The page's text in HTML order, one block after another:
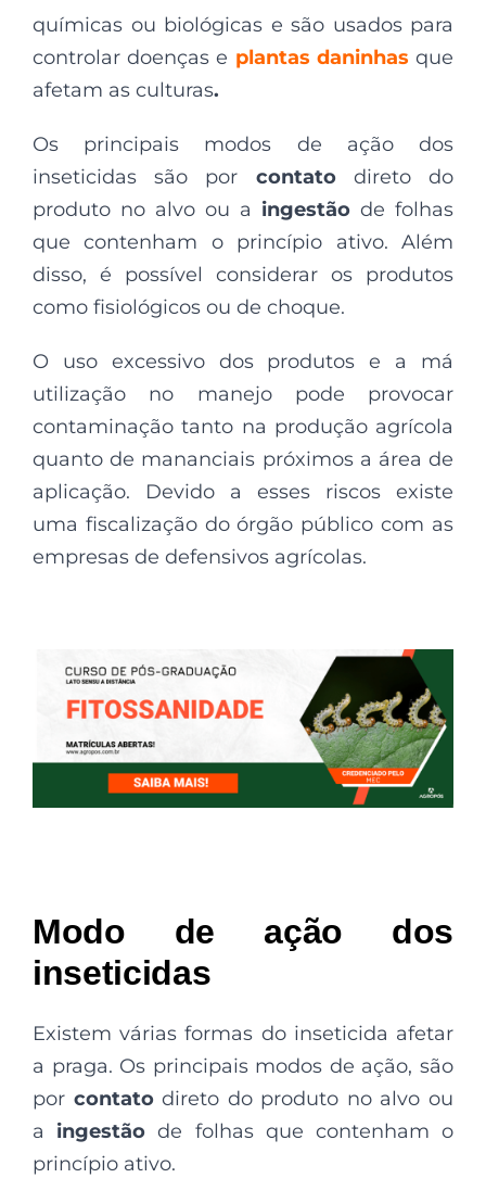
químicas ou biológicas e são usados para
controlar doenças e plantas daninhas que
afetam as culturas.
Os principais modos de ação dos
inseticidas são por contatodireto do
produto no alvo ou a ingestão de folhas
que contenham o princípio ativo. Além
disso, é possível considerar os produtos
como fisiológicos ou de choque.
O uso excessivo dos produtos e a má
utilização no manejo pode provocar
contaminação tanto na produção agrícola
quanto de mananciais próximos a área de
aplicação. Devido a esses riscos existe
uma fiscalização do órgão público com as
empresas de defensivos agrícolas.
Modo de ação dos
inseticidas
Existem várias formas do inseticida afetar
a praga. Os principais modos de ação, são
por contatodireto do produto no alvo ou
a ingestão de folhas que contenham o
princípio ativo.